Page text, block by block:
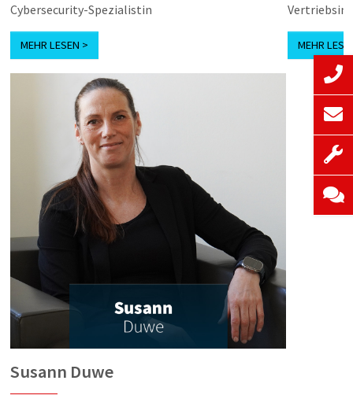
Cybersecurity-Spezialistin
MEHR LESEN > MEHR
Susann Duwe